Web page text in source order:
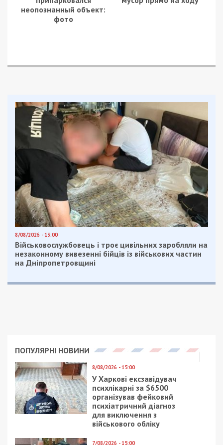
Москва также ведет переговоры с Грузией,
Арменией и Азербайджаном для реэкспорта
Армения создает благоприятные условия для
ведения бизнеса российскими компаниями,
прежде всего, в ИТ-сфере. С начала
широкомасштабной злости России против
Украины в Армению прибыло около 85 тыс.
русских людей и 113 ИТ-компаний. Российские
граждане создали около 1 тыс. частных
предприятий и более 250 ООО на территории
Армении, уплачивающих налоги в бюджеты
обеих стран – Армению и Россию.
Ведущий российский производитель средств
противовоздушной обороны – АО “Ульяновский
механический завод” привлекает Казахстан для
получения комплектующих немецкого
производства (до вторжения россия закупала
производства/модернизации ЗРК типа “Бук” и